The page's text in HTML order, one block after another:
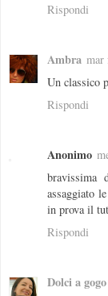
Rispondi
Ambra mar
Un classico
Rispondi
Anonimo
bravissima
assaggiato
in prova il
Rispondi
Dolci a gogo